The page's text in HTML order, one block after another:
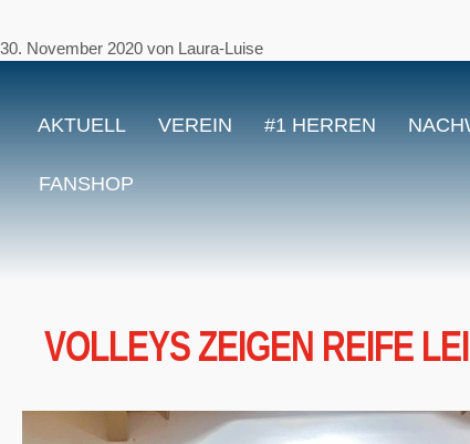
30. November 2020 von Laura-Luise
AKTUELL VEREIN #1 HERREN
FANSHOP
VOLLEYS ZEIGEN REIFE